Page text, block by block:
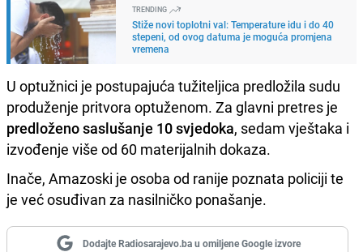
TRENDING
Stiže novi toplotni val: Temperature idu i do 40
stepeni, od ovog datuma je moguća promjena
vremena
U optužnici je postupajuća tužiteljica predložila sudu
produženje pritvora optuženom. Za glavni pretres je
predloženo saslušanje 10 svjedoka, sedam vještaka i
izvođenje više od 60 materijalnih dokaza.
Inače, Amazoski je osoba od ranije poznata policiji te
je već osuđivan za nasilničko ponašanje.
Dodajte Radiosarajevo.ba u omiljene Google izvore